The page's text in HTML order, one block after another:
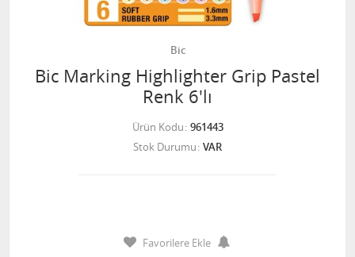
Bic
Bic Marking Highlighter Grip Pastel
Renk 6'lı
Ürün Kodu 961443
Stok Durumu VAR
Favorilere Ekle